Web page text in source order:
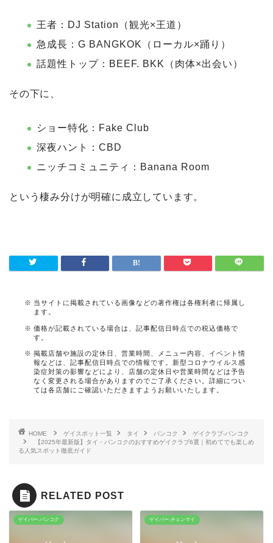
王者：DJ Station（観光×王道）
急成長：G BANGKOK（ローカル×踊り）
話題性トップ：BEEF. BKK（肉体×出会い）
その下に、
ショー特化：Fake Club
深夜ハント：CBD
ニッチコミュニティ：Banana Room
という棲み分けが明確に成立しています。
当サイトに掲載されている画像などの著作権は各権利者に帰属し
ます。
価格が記載されている場合は、記事配信日時点での税込価格で
す。
掲載店舗や施設の定休日、営業時間、メニュー内容、イベント情
報などは、記事配信日時点での情報です。新型コロナウイルス感
染症対策の影響などにより、店舗の定休日や営業時間などは予告
なく変更される場合がありますのでご了承ください。詳細につい
ては各店舗にご確認いただきますようお願いいたします。
HOME ゲイスポット一覧 タイ バンコク
ゲイクラブ-バンコク
【2025年最新版】タイ・バンコクのおすすめゲイクラブ6選｜初めてでも楽しめ
る人気スポット徹底ガイド
RELATED POST
ゲイバー-バンコク ゲイバー-チェンマイ